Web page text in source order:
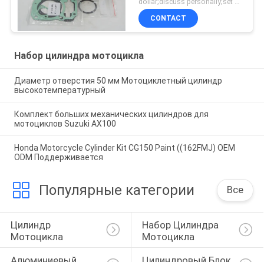
блок
CONTACT
Набор цилиндра мотоцикла
Диаметр отверстия 50 мм Мотоциклетный цилиндр
высокотемпературный
Комплект больших механических цилиндров для
мотоциклов Suzuki AX100
Honda Motorcycle Cylinder Kit CG150 Paint ((162FMJ) OEM
ODM Поддерживается
Популярные категории Все
Цилиндр
Мотоцикла
Набор Цилиндра
Мотоцикла